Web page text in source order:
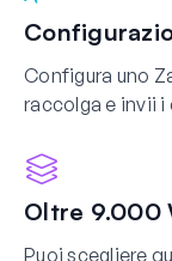
Configura uno
raccolga e invii
Oltre 9.000
Puoi scegliere